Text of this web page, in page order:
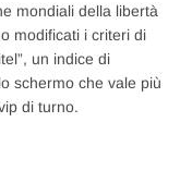
mondiali della libertà
modificati i criteri di
un indice di
schermo che vale più
di turno.